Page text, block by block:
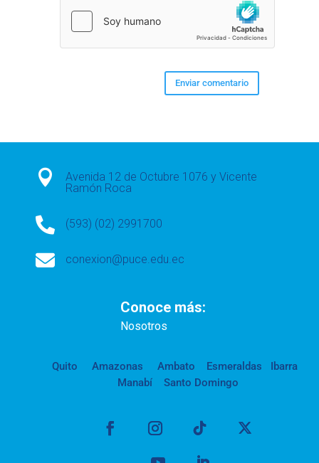

Avenida 12 de Octubre 1076 y Vicente
Ramón Roca
 (593) (02) 2991700
 conexion@puce.edu.ec
Conoce más:
Nosotros
Quito Amazonas Ambato Esmeraldas
Ibarra
Manabí
Santo Domingo